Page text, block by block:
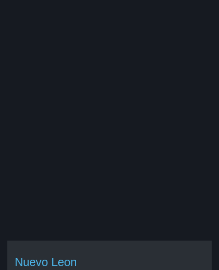
Nuevo Leon